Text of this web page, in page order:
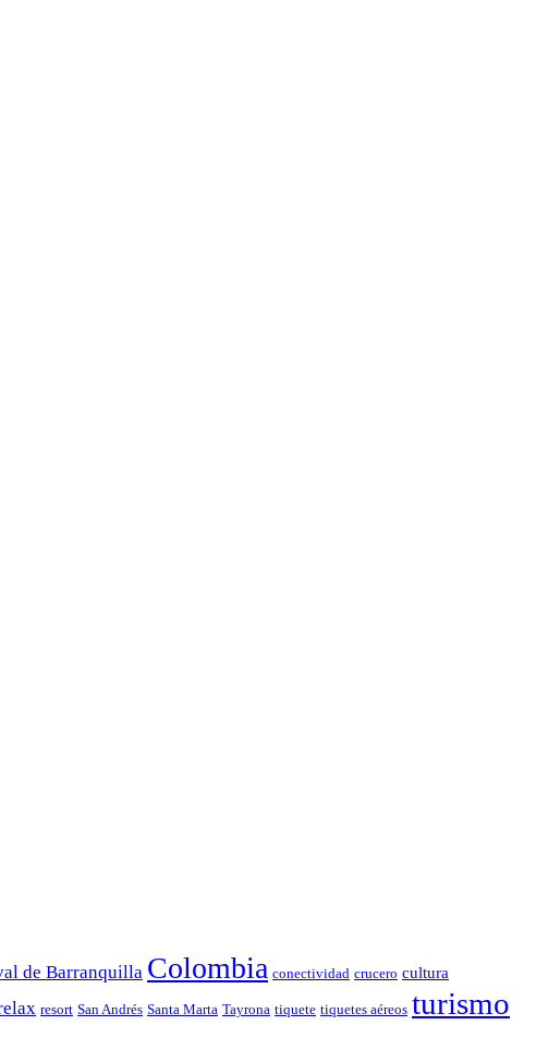
de Barranquilla Colombia conectividad crucero cultura
resort San Andrés Santa Marta Tayrona tiquete tiquetes aéreos turismo